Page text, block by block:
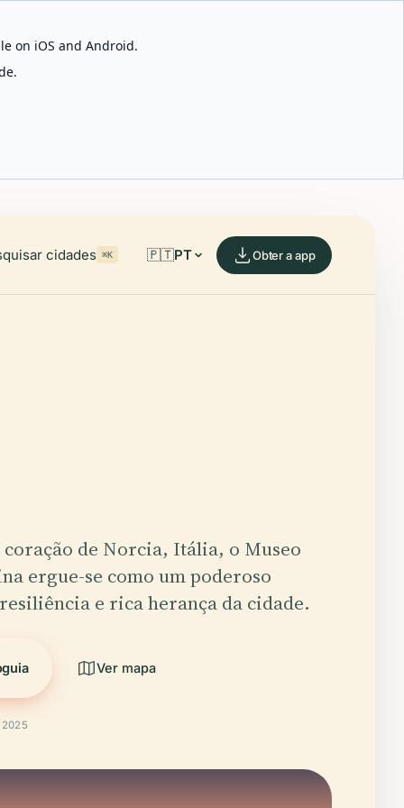
on iOS and Android.
cidades ⌘K 🇵🇹PT Obter a app
de Norcia, Itália, o Museo
ergue-se como um poderoso
e rica herança da cidade.
Ver mapa